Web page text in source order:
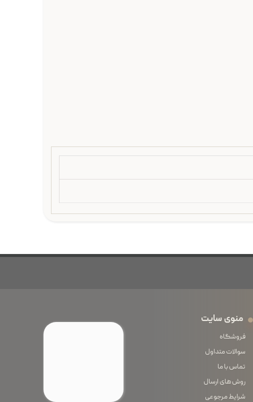
منوی سایت
فروشگاه
سوالات متداول
تماس با ما
روش های ارسال
شرایط مرجوعی